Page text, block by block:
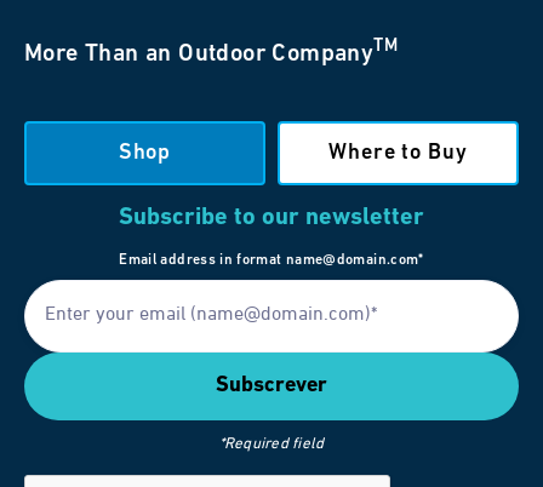
More Than an Outdoor Company TM
Shop Where to Buy
Subscribe to our newsletter
Email address in format name@domain.com*
*Required field